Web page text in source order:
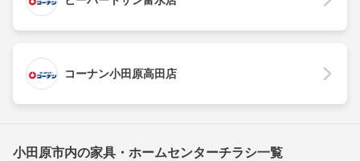
コーナン小田原高田店
小田原市内の家具・ホームセンターチラシ一覧